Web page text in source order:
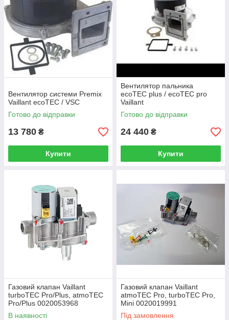
Вентилятор системи Premix
Vaillant ecoTEC / VSC
Готово до відправки
13 780 ₴
Купити
Вентилятор пальника
ecoTEC plus / ecoTEC pro
Vaillant
Готово до відправки
24 440 ₴
Купити
Газовий клапан Vaillant
turboTEC Pro/Plus, atmoTEC
Pro/Plus 0020053968
В наявності
Газовий клапан Vaillant
atmoTEC Pro, turboTEC Pro,
Mini 0020019991
Під замовлення